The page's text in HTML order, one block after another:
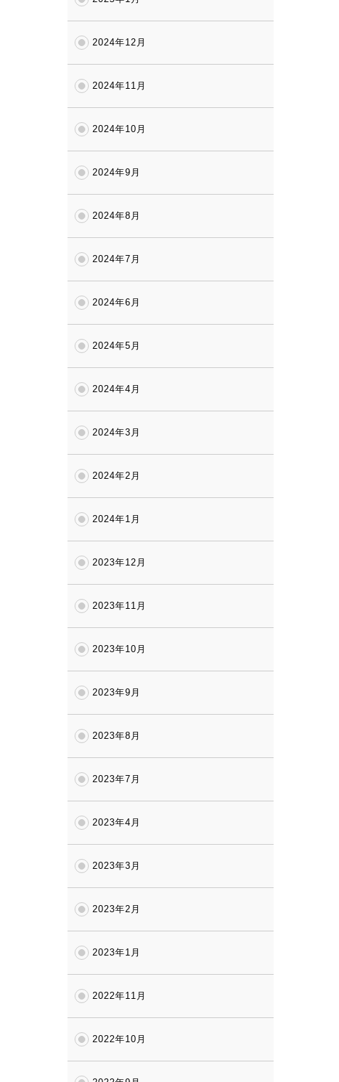
2024年12月
2024年11月
2024年10月
2024年9月
2024年8月
2024年7月
2024年6月
2024年5月
2024年4月
2024年3月
2024年2月
2024年1月
2023年12月
2023年11月
2023年10月
2023年9月
2023年8月
2023年7月
2023年4月
2023年3月
2023年2月
2023年1月
2022年11月
2022年10月